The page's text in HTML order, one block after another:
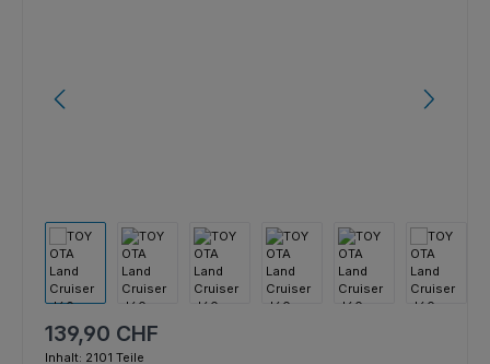
Regulärer Preis:
139,90 CHF
Inhalt: 2101 Teile